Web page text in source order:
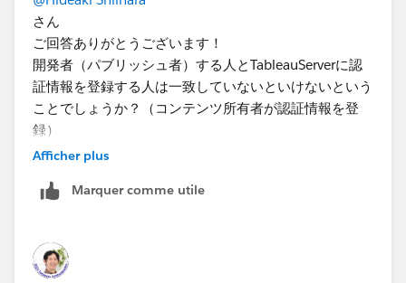
さん
ご回答ありがとうございます！
開発者（パブリッシュ者）する人とTableauServerに認
証情報を登録する人は一致していないといけないという
ことでしょうか？（コンテンツ所有者が認証情報を登
録）
TableauServerでのキーの管理は管理者、開発者は管理
か？
また、上記とは話がずれますが、データソースに認証情
報を埋め込んだ場合、TableauServerに認証情報を登録
Afficher plus
Marquer comme utile